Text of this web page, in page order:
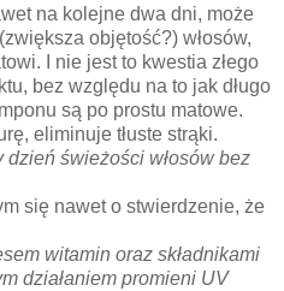
na kolejne dwa dni, może
objętość?) włosów,
I nie jest to kwestia złego
bez względu na to jak długo
są po prostu matowe.
eliminuje tłuste strąki.
świeżości włosów bez
się nawet o stwierdzenie, że
witamin oraz składnikami
działaniem promieni UV